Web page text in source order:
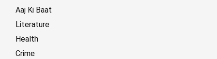
Aaj Ki Baat
Literature
Health
Crime